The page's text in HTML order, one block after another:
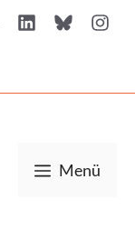
Menü